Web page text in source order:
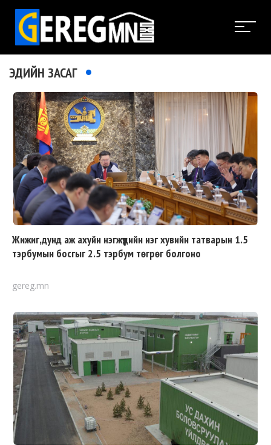
ЭДИЙН ЗАСАГ
Жижиг,дунд аж ахуйн нэгжүүдийн нэг хувийн татварын 1.5
тэрбумын босгыг 2.5 тэрбум төгрөг болгоно
gereg.mn